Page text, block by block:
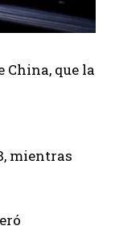
que la
mientras